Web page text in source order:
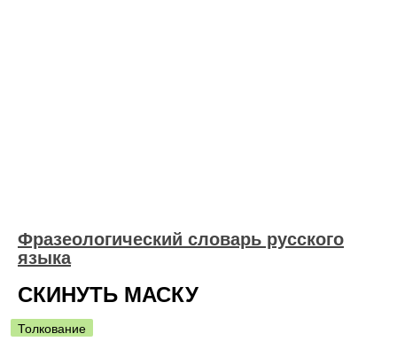
Фразеологический словарь русского
языка
СКИНУТЬ МАСКУ
Толкование